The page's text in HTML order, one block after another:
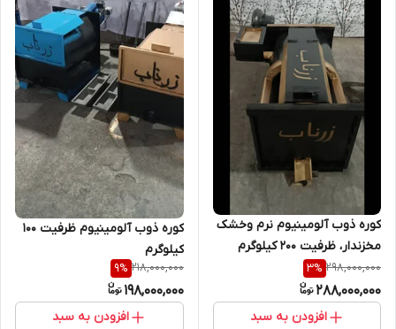
کوره ذوب آلومینیوم نرم وخشک
مخزندار، ظرفیت ۲۰۰ کیلوگرم
298,000,000
3%
288,000,000
افزودن به سبد
کوره ذوب آلومینیوم ظرفیت 100
کیلوگرم
218,000,000
9%
198,000,000
افزودن به سبد